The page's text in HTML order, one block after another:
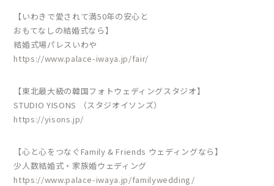
【いわきで愛されて満50年の安心と
おもてなしの結婚式なら】
結婚式場パレスいわや
https://www.palace-iwaya.jp/fair/
【東北最大級の韓国フォトウェディングスタジオ】
STUDIO YISONS （スタジオイソンズ）
https://yisons.jp/
【心と心をつなぐFamily & Friends ウェディングなら】
少人数結婚式・家族婚ウェディング
https://www.palace-iwaya.jp/familywedding/